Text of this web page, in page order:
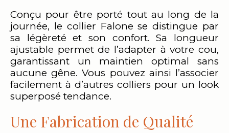
Conçu pour être porté tout au long de la
journée, le collier Falone se distingue par
sa légèreté et son confort. Sa longueur
ajustable permet de l’adapter à votre cou,
garantissant un maintien optimal sans
aucune gêne. Vous pouvez ainsi l’associer
facilement à d’autres colliers pour un look
superposé tendance.
Une Fabrication de Qualité